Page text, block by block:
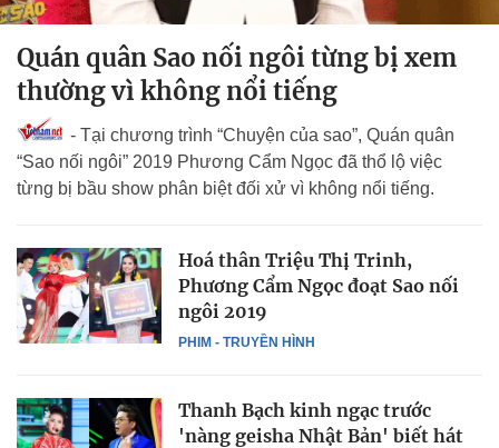
Quán quân Sao nối ngôi từng bị xem
thường vì không nổi tiếng
- Tại chương trình “Chuyện của sao”, Quán quân
“Sao nối ngôi” 2019 Phương Cẩm Ngọc đã thổ lộ việc
từng bị bầu show phân biệt đối xử vì không nổi tiếng.
PHIM - TRUYỀN HÌNH
Hoá thân Triệu Thị Trinh,
Phương Cẩm Ngọc đoạt Sao nối
ngôi 2019
Thanh Bạch kinh ngạc trước
'nàng geisha Nhật Bản' biết hát